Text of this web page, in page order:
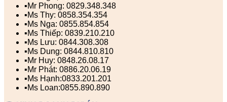
▪️Mr Phong: 0829.348.348
▪️Ms Thy: 0858.354.354
▪️Ms Nga: 0855.854.854
▪️Ms Thiếp: 0839.210.210
▪️Ms Lưu: 0844.308.308
▪️Ms Dung: 0844.810.810
▪️Mr Huy: 0848.26.08.17
▪️Mr Phát: 0886.20.06.19
▪️Ms Hạnh:0833.201.201
▪️Ms Loan:0855.890.890